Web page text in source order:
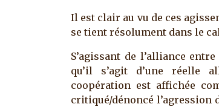
Il est clair au vu de ces
se tient résolument dans le
S’agissant de l’alliance
qu’il s’agit d’une réelle
coopération est affichée
critiqué/dénoncé l’agression